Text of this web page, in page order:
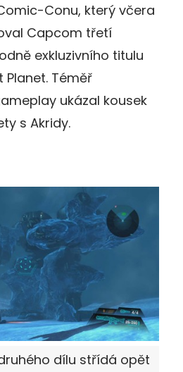
Conu, který včera
Capcom třetí
exkluzivního titulu
Planet. Téměř
ukázal kousek
s Akridy.
dílu střídá opět